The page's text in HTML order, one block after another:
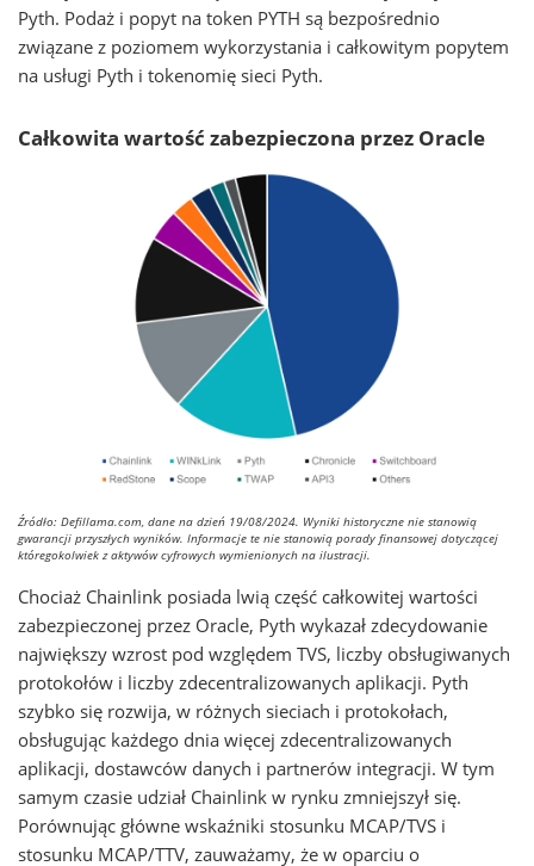
Pyth. Podaż i popyt na token PYTH są bezpośrednio
związane z poziomem wykorzystania i całkowitym popytem
na usługi Pyth i tokenomię sieci Pyth.
Całkowita wartość zabezpieczona przez Oracle
Źródło: Defillama.com, dane na dzień 19/08/2024. Wyniki historyczne nie stanowią
gwarancji przyszłych wyników. Informacje te nie stanowią porady finansowej dotyczącej
któregokolwiek z aktywów cyfrowych wymienionych na ilustracji.
Chociaż Chainlink posiada lwią część całkowitej wartości
zabezpieczonej przez Oracle, Pyth wykazał zdecydowanie
największy wzrost pod względem TVS, liczby obsługiwanych
protokołów i liczby zdecentralizowanych aplikacji. Pyth
szybko się rozwija, w różnych sieciach i protokołach,
obsługując każdego dnia więcej zdecentralizowanych
aplikacji, dostawców danych i partnerów integracji. W tym
samym czasie udział Chainlink w rynku zmniejszył się.
Porównując główne wskaźniki stosunku MCAP/TVS i
stosunku MCAP/TTV, zauważamy, że w oparciu o